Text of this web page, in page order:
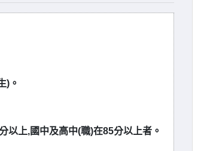
)。
以上,國中及高中(職)在85分以上者。